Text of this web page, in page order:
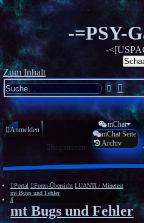
-=PSY-
-
Zum Inhalt
Suche
Anmelden
Registrieren
mChat
mChat Seite
Archiv
Portal Foren-Übersicht LUANTI / Minetest
mt Bugs und Fehler
Suche
mt Bugs und Fehler